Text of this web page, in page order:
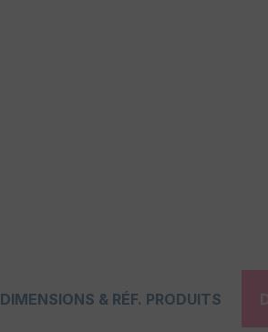
DIMENSIONS & RÉF. PRODUITS